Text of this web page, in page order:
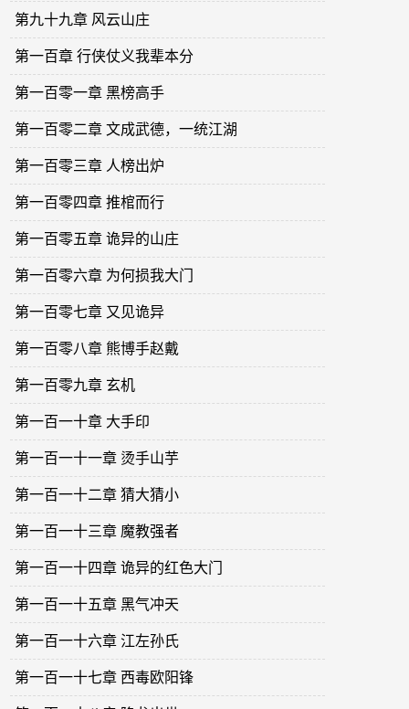
第九十九章 风云山庄
第一百章 行侠仗义我辈本分
第一百零一章 黑榜高手
第一百零二章 文成武德，一统江湖
第一百零三章 人榜出炉
第一百零四章 推棺而行
第一百零五章 诡异的山庄
第一百零六章 为何损我大门
第一百零七章 又见诡异
第一百零八章 熊博手赵戴
第一百零九章 玄机
第一百一十章 大手印
第一百一十一章 烫手山芋
第一百一十二章 猜大猜小
第一百一十三章 魔教强者
第一百一十四章 诡异的红色大门
第一百一十五章 黑气冲天
第一百一十六章 江左孙氏
第一百一十七章 西毒欧阳锋